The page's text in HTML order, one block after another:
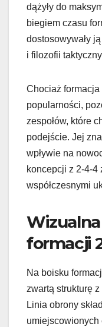
dążyły do
biegiem czasu
dostosowywały
i filozofii
Chociaż formacja
popularności,
zespołów, które
podejście. Jej
wpływie na
koncepcji z 2-4-4
współczesnymi
formacji
Na boisku
zwartą strukturę
Linia obrony
umiejscowionych